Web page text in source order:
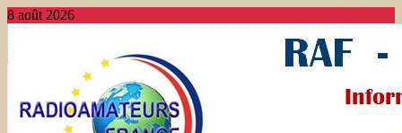
8 août 2026